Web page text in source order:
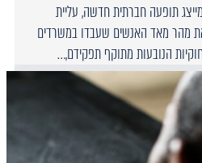
תופעה חברתית חדשה, עליית
מהר מאד האנשים שעבדו במשרדים
הנובעות מתוקף תפקידם,…